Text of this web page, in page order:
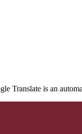
Translate is an